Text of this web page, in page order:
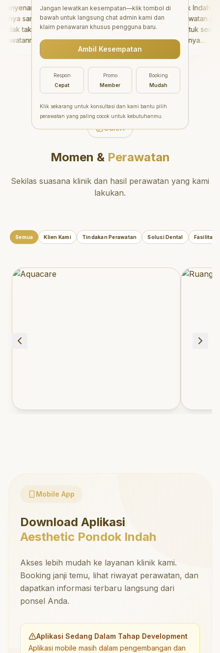
sangat baik
takut sama
tidak
setelahnya.
ke dokter
"Aesthetic Pondok Indah
menawarkan perawatan gigi
yang luar biasa untuk semua
orang. Dokter giginya
profesional, ramah, dan
meluangkan waktu untuk
mengedukasi pasien tentang
kesehatan gigi dan mulut
yang baik. Klinik ini terletak di
daerah yang strategis,
sehingga nyaman untuk
direkomendasikan untuk
dan berkualitas!
Galeri
Momen &Perawatan
Sekilas suasana klinik dan hasil perawatan yang kami
lakukan.
Semua Klien Kami Tindakan Perawatan Solusi Dental Fasilitas
Mobile App
Download Aplikasi
Aesthetic Pondok Indah
Akses lebih mudah ke layanan klinik kami.
Booking janji temu, lihat riwayat perawatan, dan
dapatkan informasi terbaru langsung dari
ponsel Anda.
Aplikasi Sedang Dalam Tahap Development
Aplikasi mobile masih dalam pengembangan dan
Jangan lewatkan kesempatan—klik tombol di
bawah untuk langsung chat admin kami dan
klaim penawaran khusus pengguna baru.
Ambil Kesempatan
Respon
Cepat
Promo
Member
Booking
Mudah
Klik sekarang untuk konsultasi dan kami bantu pilih
perawatan yang paling cocok untuk kebutuhanmu.